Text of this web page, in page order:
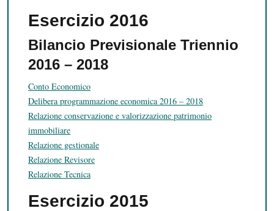
Esercizio 2016
Bilancio Previsionale Triennio
2016 – 2018
Conto Economico
Delibera programmazione economica 2016 – 2018
Relazione conservazione e valorizzazione patrimonio
immobiliare
Relazione gestionale
Relazione Revisore
Relazione Tecnica
Esercizio 2015